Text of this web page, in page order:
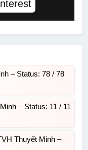
– Status: 78 / 78
– Status: 11 / 11
Thuyết Minh –